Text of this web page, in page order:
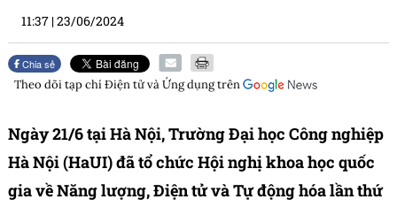
11:37 |23/06/2024
Chia sẻ
Theo dõi tạp chíĐiện tử và Ứng dụngtrên
Ngày 21/6 tại Hà Nội, Trường Đại học Công nghiệp
Hà Nội (HaUI) đã tổ chức Hội nghị khoa học quốc
gia về Năng lượng, Điện tử và Tự động hóa lần thứ